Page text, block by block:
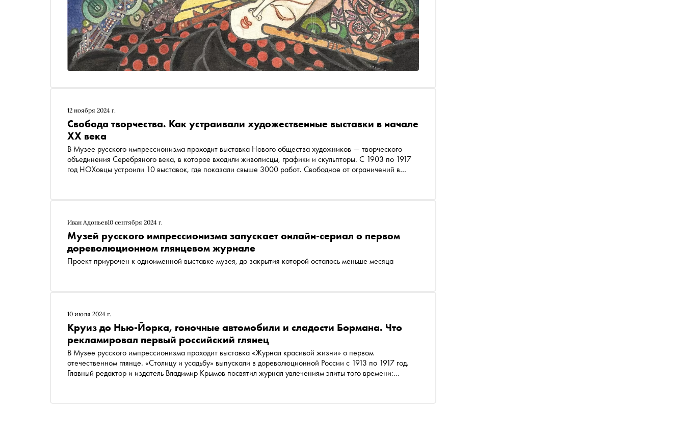
12 ноября 2024 г.
Свобода творчества. Как устраивали художественные выставки в начале
XX века
В Музее русского импрессионизма проходит выставка Нового общества художников — творческого
объединения Серебряного века, в которое входили живописцы, графики и скульпторы. С 1903 по 1917
год НОХовцы устроили 10 выставок, где показали свыше 3000 работ. Свободное от ограничений в
Иван Адоньев10 сентября 2024 г.
Музей русского импрессионизма запускает онлайн-сериал о первом
дореволюционном глянцевом журнале
Проект приурочен к одноименной выставке музея, до закрытия которой осталось меньше месяца
10 июля 2024 г.
Круиз до Нью-Йорка, гоночные автомобили и сладости Бормана. Что
рекламировал первый российский глянец
В Музее русского импрессионизма проходит выставка «Журнал красивой жизни» о первом
отечественном глянце. «Столицу и усадьбу» выпускали в дореволюционной России с 1913 по 1917 год.
Главный редактор и издатель Владимир Крымов посвятил журнал увлечениям элиты того времени: